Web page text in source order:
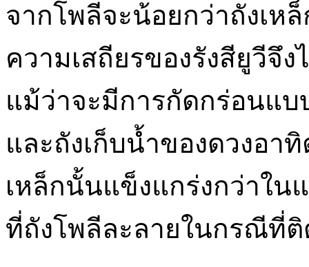
จากโพลีจะน้อยกว่าถังเห
ความเสถียรของรังสียูวีจึ
แม้ว่าจะมีการกัดกร่อนแ
และถังเก็บน้ำของดวงอา
เหล็กนั้นแข็งแกร่งกว่าใ
ที่ถังโพลีละลายในกรณีที่ติ